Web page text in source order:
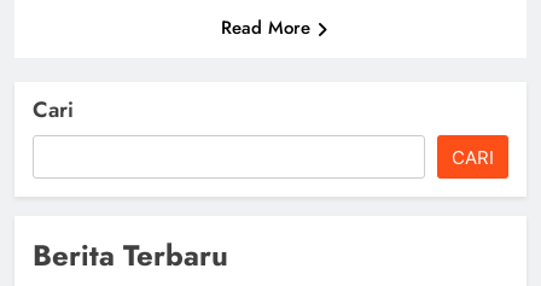
Read More
Cari
CARI
Berita Terbaru